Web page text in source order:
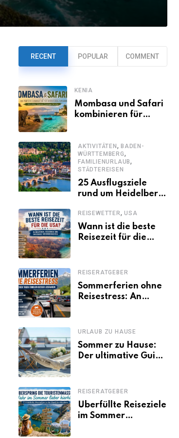
RECENT POPULAR COMMENT
KENIA
Mombasa und Safari
kombinieren für
Kenia-Urlaub
AKTIVITÄTEN , BADEN-
WÜRTTEMBERG,
FAMILIENURLAUB,
STÄDTEREISEN
25 Ausflugsziele
rund um Heidelberg,
sollte
REISEWETTER, USA
Wann ist die beste
Reisezeit für die
saisonale
Besonderheiten
REISERATGEBER
Sommerferien ohne
Reisestress: An
losfahren
URLAUB ZU HAUSE
Sommer zu Hause:
Der ultimative Guide
REISERATGEBER
Überfüllte Reiseziele
im Sommer